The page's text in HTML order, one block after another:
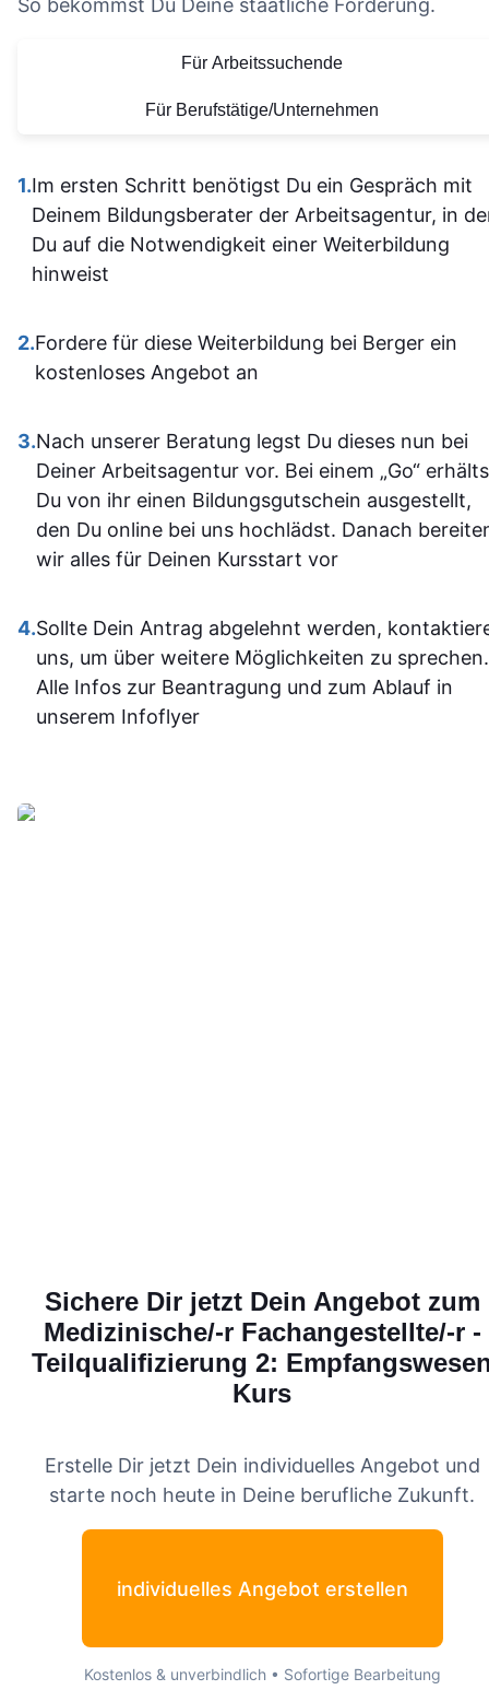
die Organisation und die
Lernmaterialien sind auf
einem hohen Niveau.
zugänglich, sodass man
sich gut orientieren kann.
Insgesamt ist der
alle, die sich im Bereich
SPS weiterbilden oder
Sehr empfehlenswert! 👍
Vielen Dank für
Lernerfahrung
aufgebaut
man kam
dann gut
allem
einiges
und fühle
im
jetzt
sicherer.
So bekommst Du Deine staatliche Förderung.
Für Arbeitssuchende
Für Berufstätige/Unternehmen
1.Im ersten Schritt benötigst Du ein Gespräch mit
Deinem Bildungsberater der Arbeitsagentur, in
Du auf die Notwendigkeit einer Weiterbildung
hinweist
2.Fordere für diese Weiterbildung bei Berger ein
kostenloses Angebot an
3.Nach unserer Beratung legst Du dieses nun bei
Deiner Arbeitsagentur vor. Bei einem „Go“
Du von ihr einen Bildungsgutschein ausgestellt,
den Du online bei uns hochlädst. Danach
wir alles für Deinen Kursstart vor
4.Sollte Dein Antrag abgelehnt werden,
uns, um über weitere Möglichkeiten zu sprechen.
Alle Infos zur Beantragung und zum Ablauf in
unserem Infoflyer
Sichere Dir jetzt Dein Angebot zum
Medizinische/-r Fachangestellte/-r -
Teilqualifizierung 2:
Kurs
Erstelle Dir jetzt Dein individuelles Angebot und
starte noch heute in Deine berufliche Zukunft.
individuelles Angebot erstellen
Kostenlos & unverbindlich • Sofortige Bearbeitung